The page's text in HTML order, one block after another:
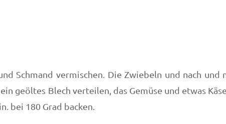
Schmand vermischen. Die Zwiebeln und nach und
geöltes Blech verteilen, das Gemüse und etwas
bei 180 Grad backen.